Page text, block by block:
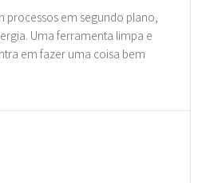
processos em segundo plano,
Uma ferramenta limpa e
em fazer uma coisa bem